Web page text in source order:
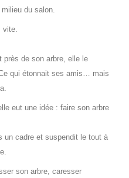
du salon.
près de son arbre, elle le
qui étonnait ses amis… mais
eut une idée : faire son arbre
un cadre et suspendit le tout à
son arbre, caresser